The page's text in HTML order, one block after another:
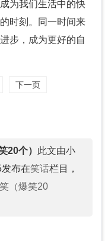
为我们生活中的快
时刻。同一时间来
步，成为更好的自
下一页
20个） 此文由小
布在笑话栏目，
（爆笑20